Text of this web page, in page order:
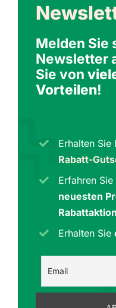
Melden Sie
Newsletter
Sie von
Vorteilen!
Erhalten Sie
Rabatt-
Erfahren
neuesten
Erhalten Sie